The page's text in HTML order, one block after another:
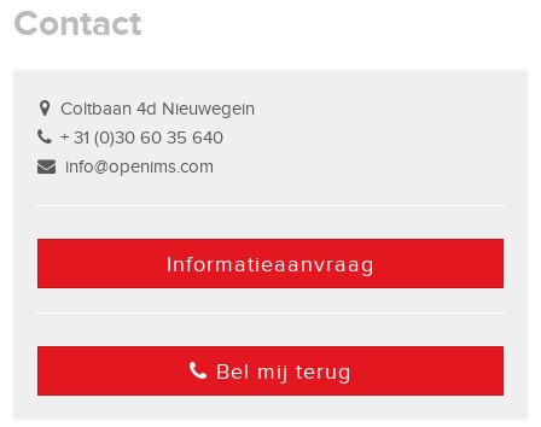
Contact
Coltbaan 4d Nieuwegein
+ 31 (0)30 60 35 640
info@openims.com
Informatieaanvraag
Bel mij terug